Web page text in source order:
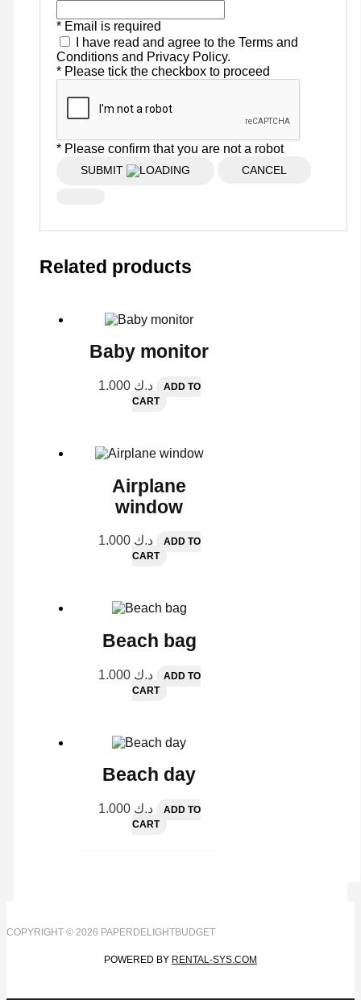
* Email is required
I have read and agree to the Terms and
Conditions and Privacy Policy.
* Please tick the checkbox to proceed
* Please confirm that you are not a robot
SUBMIT CANCEL
Related products
Baby monitor
د.ك 1.000
ADD TO
CART
Airplane
window
د.ك 1.000
ADD TO
CART
Beach bag
د.ك 1.000
ADD TO
CART
Beach day
د.ك 1.000
ADD TO
CART
COPYRIGHT © 2026 PAPERDELIGHTBUDGET
POWERED BY RENTAL-SYS.COM